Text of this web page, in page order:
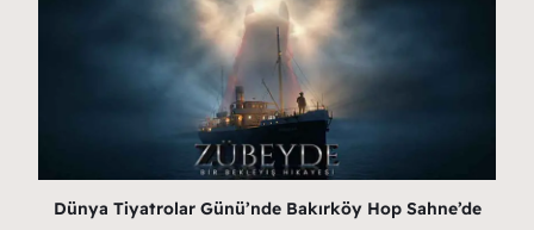
Dünya Tiyatrolar Günü’nde Bakırköy Hop Sahne’de